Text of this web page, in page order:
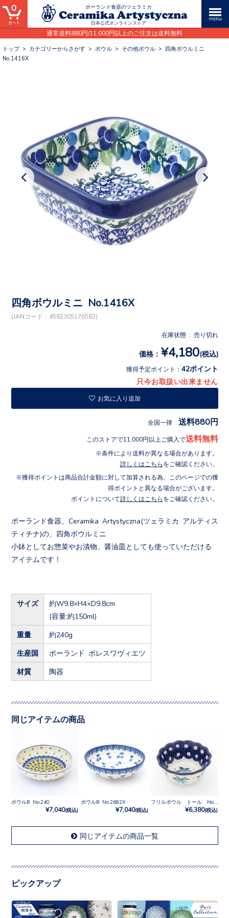
ポーランド食器のツェラミカ
日本公式オンラインストア
通常送料880円/11,000円以上のご注文は送料無料
0
トップ> カテゴリーからさがす > ボウル > その他ボウル > 四角ボウルミニ
No.1416X
四角ボウルミニ No.1416X
(JANコード：4582305176582)
在庫状態 : 売り切れ
価格： ¥4,180(税込)
獲得予定ポイント： 42ポイント
只今お取扱い出来ません
お気に入り追加
全国一律 送料880円
このストアで11,000円以上ご購入で送料無料
条件により送料が異なる場合があります。
詳しくはこちら をご確認ください。
獲得ポイントは商品合計金額に対して加算される為、このページでの獲
得ポイントと異なる場合がございます。
ポイントについて詳しくはこちら をご確認ください。
ポーランド食器、Ceramika Artystyczna(ツェラミカ アルティス
ティチナ)の、四角ボウルミニ
小鉢としてお惣菜やお漬物、醤油皿としても使っていただける
アイテムです！
サイズ
約W9.8×H4×D9.8cm
(容量:約150ml)
重量 約240g
生産国 ポーランド ボレスワヴィエツ
材質 陶器
同じアイテムの商品
ボウルB No.240
¥7,040(税込)
ボウルB No.2682X
¥7,040(税込) ¥6,380(税込)
同じアイテムの商品一覧
ピックアップ